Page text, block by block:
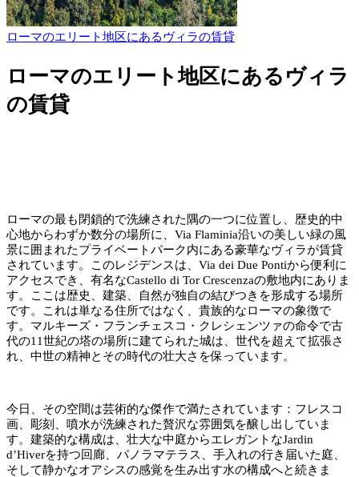
ローマのエリート地区にあるヴィラの賃貸
ローマのエリート地区にあるヴィラ
の賃貸
ローマの最も閉鎖的で洗練された隅の一つに位置し、歴史的中
心地からわずか数分の場所に、Via Flaminia沿いの美しい緑の風
景に囲まれたプライベートパーク内にある豪華なヴィラが賃貸
されています。このレジデンスは、Via dei Due Pontiから便利に
アクセスでき、有名なCastello di Tor Crescenzaの敷地内にありま
す。ここは歴史、建築、自然が独自の結びつきを形成する場所
です。これは単なる住所ではなく、貴族的なローマの象徴で
す。マルキーズ・フランチェスコ・クレシェンツァの命令で古
代の11世紀の塔の場所に建てられた城は、世代を超えて拡張さ
れ、中世の精神とその時代の壮大さを保っています。
今日、その空間は芸術的な傑作で満たされています：フレスコ
画、彫刻、噴水が洗練された贅沢な雰囲気を醸し出していま
す。建築的な構成は、壮大な中庭からエレガントなJardin
d’Hiverを持つ回廊、パノラマテラス、手入れの行き届いた庭、
そして静かなオアシスの感覚を生み出す水の構成へと続きま